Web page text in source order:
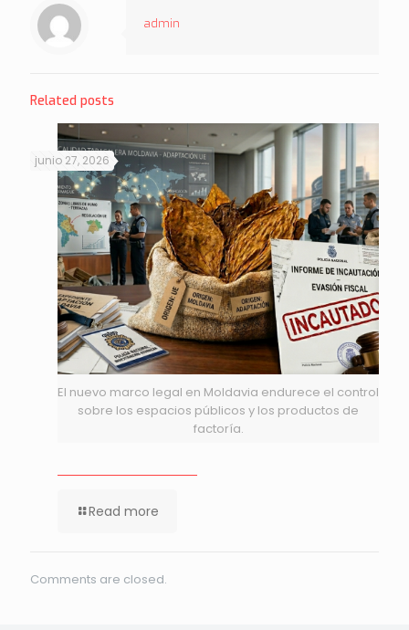
admin
Related posts
El nuevo marco legal en Moldavia endurece el control
sobre los espacios públicos y los productos de
factoría.
junio 27, 2026
Read more
Comments are closed.